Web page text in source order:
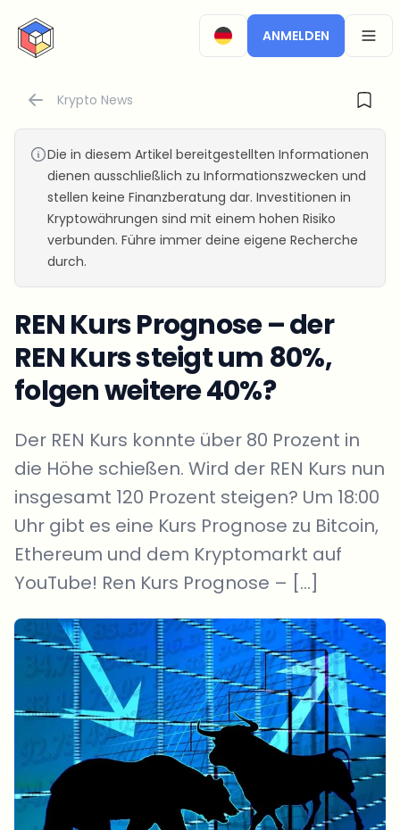
CryptoTicker
ANMELDEN
Krypto News
Die in diesem Artikel bereitgestellten Informationen
dienen ausschließlich zu Informationszwecken und
stellen keine Finanzberatung dar. Investitionen in
Kryptowährungen sind mit einem hohen Risiko
verbunden. Führe immer deine eigene Recherche
durch.
REN Kurs Prognose – der
REN Kurs steigt um 80%,
folgen weitere 40%?
Der REN Kurs konnte über 80 Prozent in
die Höhe schießen. Wird der REN Kurs nun
insgesamt 120 Prozent steigen? Um 18:00
Uhr gibt es eine Kurs Prognose zu Bitcoin,
Ethereum und dem Kryptomarkt auf
YouTube! Ren Kurs Prognose – […]